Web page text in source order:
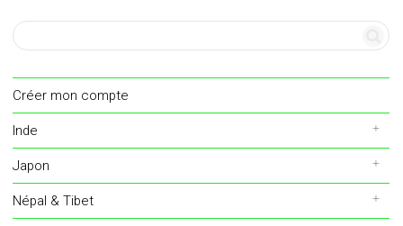
Créer mon compte
Inde
Japon
Népal & Tibet